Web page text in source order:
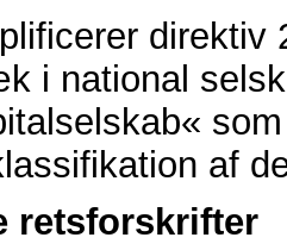
direktiv
i national
af
retsforskrifter